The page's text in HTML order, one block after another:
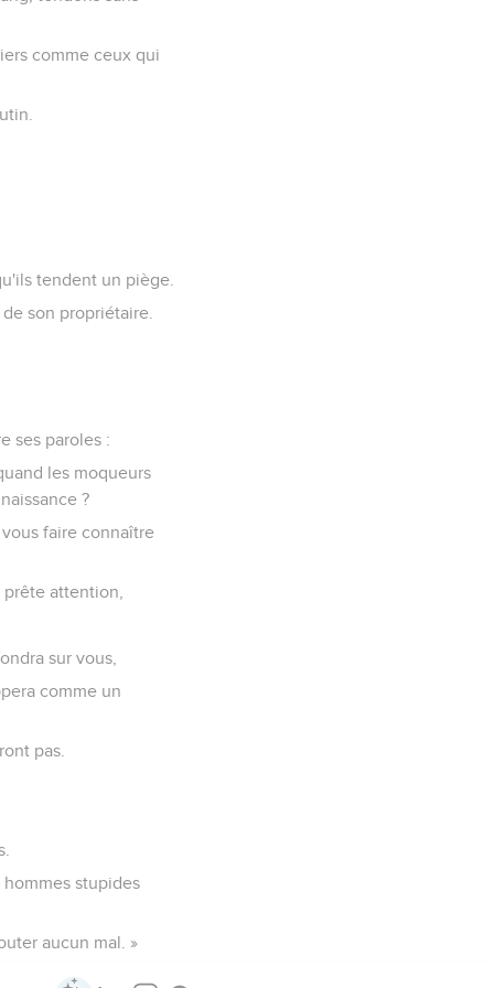
comme ceux qui
tendent un piège.
son propriétaire.
ses paroles :
les moqueurs
?
faire connaître
attention,
sur vous,
comme un
pas.
stupides
aucun mal. »